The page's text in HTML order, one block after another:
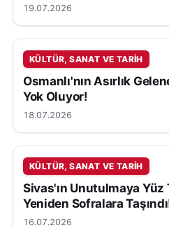
19.07.2026
KÜLTÜR, SANAT VE TARIH
Osmanlı'nın Asırlık
Yok Oluyor!
18.07.2026
KÜLTÜR, SANAT VE TARIH
Sivas'ın Unutulmaya Yüz
Yeniden Sofralara
16.07.2026